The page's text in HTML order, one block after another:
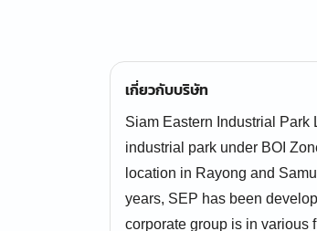
เกี่ยวกับบริษัท
Siam Eastern Industrial Park
industrial park under BOI
location in Rayong and
years, SEP has been
corporate group is in various